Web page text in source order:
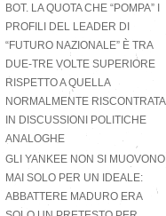
BOT. LA QUOTA CHE “POMPA” I
PROFILI DEL LEADER DI
“FUTURO NAZIONALE” È TRA
DUE-TRE VOLTE SUPERIORE
RISPETTO A QUELLA
NORMALMENTE RISCONTRATA
IN DISCUSSIONI POLITICHE
ANALOGHE
GLI YANKEE NON SI MUOVONO
MAI SOLO PER UN IDEALE:
ABBATTERE MADURO ERA